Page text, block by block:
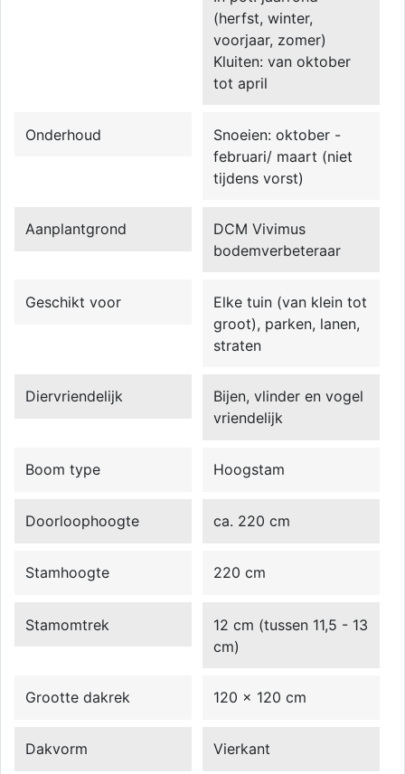
(herfst, winter,
voorjaar, zomer)
Kluiten: van oktober
tot april
Onderhoud
Snoeien: oktober -
februari/ maart (niet
tijdens vorst)
Aanplantgrond
DCM Vivimus
bodemverbeteraar
Geschikt voor
Elke tuin (van klein tot
groot), parken, lanen,
straten
Diervriendelijk
Bijen, vlinder en vogel
vriendelijk
Boom type Hoogstam
Doorloophoogte ca. 220 cm
Stamhoogte 220 cm
Stamomtrek
12 cm (tussen 11,5 - 13
cm)
Grootte dakrek 120 x 120 cm
Dakvorm Vierkant